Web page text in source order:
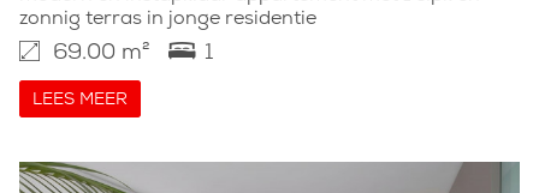
zonnig terras in jonge residentie
69.00 m² 1
LEES MEER